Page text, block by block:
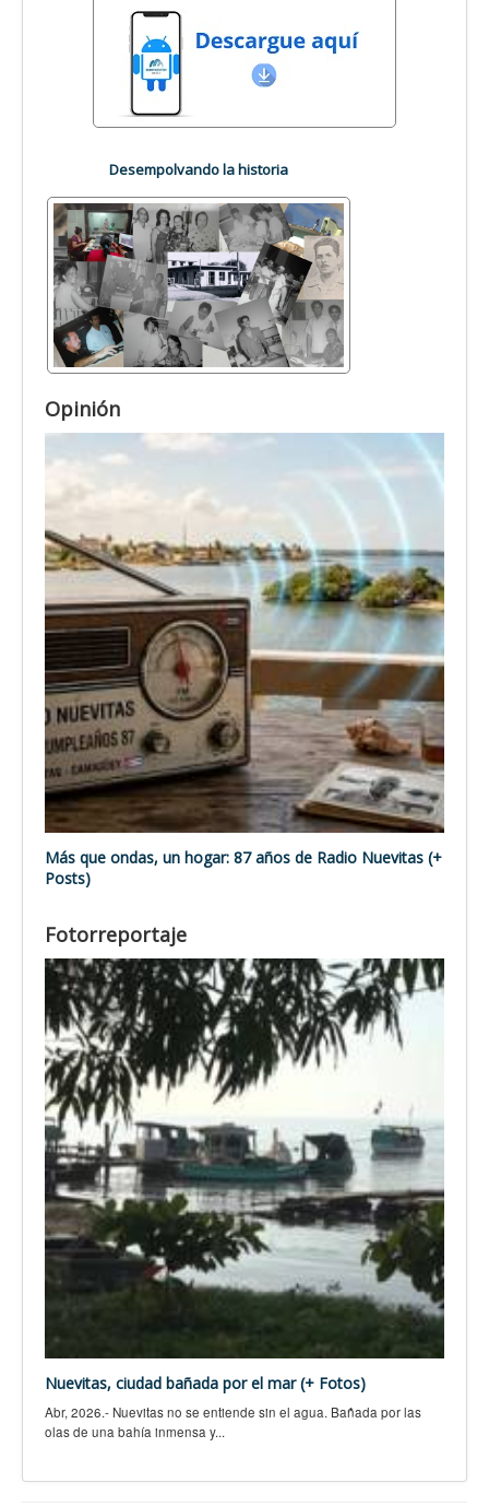
Desempolvando la historia
Opinión
Más que ondas, un hogar: 87 años de Radio Nuevitas (+
Posts)
Fotorreportaje
Nuevitas, ciudad bañada por el mar (+ Fotos)
Abr, 2026.- Nuevitas no se entiende sin el agua. Bañada por las
olas de una bahía inmensa y...